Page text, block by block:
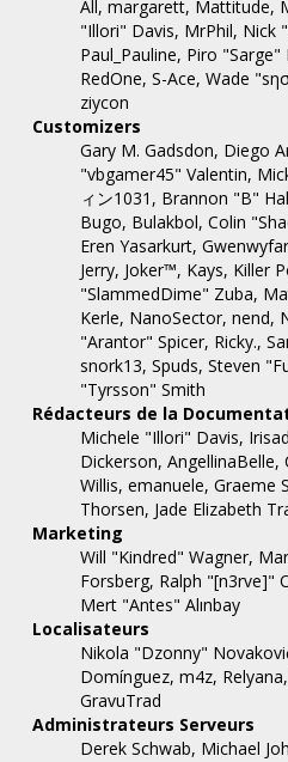
All, margarett, Mattitude,
"Illori" Davis, MrPhil, Nick
Paul_Pauline, Piro
RedOne, S-Ace, Wade
ziycon
Customizers
Gary M. Gadsdon, Diego
"vbgamer45" Valentin,
ィン1031, Brannon "B"
Bugo, Bulakbol, Colin
Eren Yasarkurt,
Jerry, Joker™, Kays, Killer
"SlammedDime" Zuba,
Kerle, NanoSector, nend,
"Arantor" Spicer, Ricky.,
snork13, Spuds, Steven
"Tyrsson" Smith
Rédacteurs de la
Michele "Illori" Davis,
Dickerson, AngellinaBelle,
Willis, emanuele, Graeme
Thorsen, Jade Elizabeth
Marketing
Will "Kindred" Wagner,
Forsberg, Ralph "[n3rve]"
Mert "Antes" Alınbay
Localisateurs
Nikola "Dzonny"
Domínguez, m4z,
GravuTrad
Administrateurs Serveurs
Derek Schwab, Michael